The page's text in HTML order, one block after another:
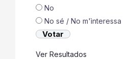
No
No sé / No m'ìnteressa
Ver Resultados